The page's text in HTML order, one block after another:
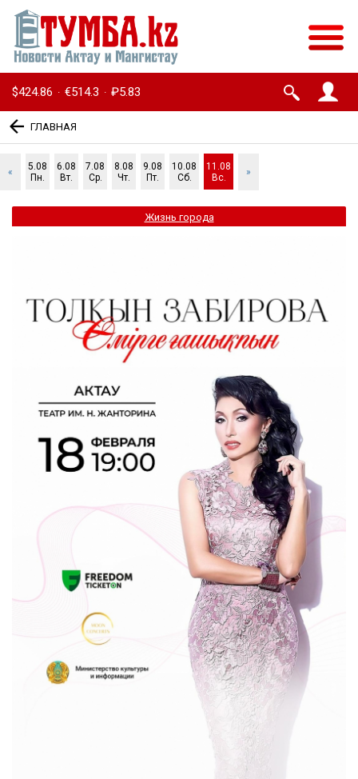
$424.86 · €514.3 · ₽5.83
ГЛАВНАЯ
«
5.08
Пн.
6.08
Вт.
7.08
Ср.
8.08
Чт.
9.08
Пт.
10.08
Сб.
11.08
Вс.
»
Жизнь города